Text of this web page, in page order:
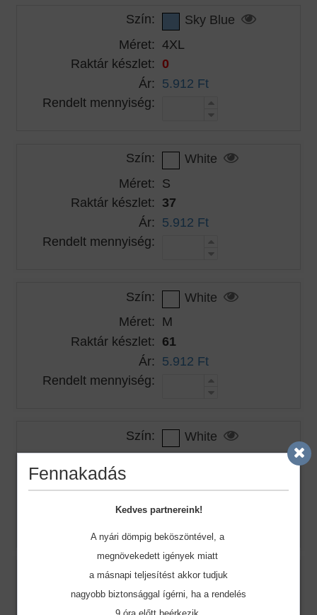
Szín:
Sky Blue
Méret: 4XL
Raktár készlet: 0
Ár: 5.912 Ft
Rendelt mennyiség:
Szín:
White
Méret: S
Raktár készlet: 37
Ár: 5.912 Ft
Rendelt mennyiség:
Szín:
White
Méret: M
Raktár készlet: 61
Ár: 5.912 Ft
Rendelt mennyiség:
Szín:
White
Raktár készlet:
Rendelt mennyiség:
Szín:
White
Méret: XL
Fennakadás
Kedves partnereink!
A nyári dömpig beköszöntével, a
megnövekedett igények miatt
a másnapi teljesítést akkor tudjuk
nagyobb biztonsággal ígérni, ha a rendelés